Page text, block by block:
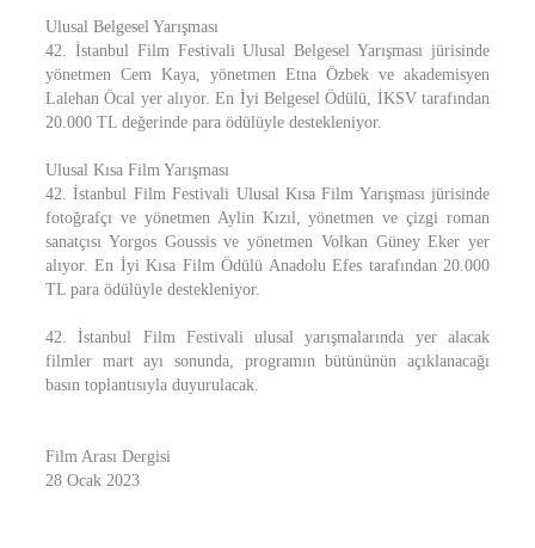
Ulusal Belgesel Yarışması
42. İstanbul Film Festivali Ulusal Belgesel Yarışması jürisinde
yönetmen Cem Kaya, yönetmen Etna Özbek ve akademisyen
Lalehan Öcal yer alıyor. En İyi Belgesel Ödülü, İKSV tarafından
20.000 TL değerinde para ödülüyle destekleniyor.
Ulusal Kısa Film Yarışması
42. İstanbul Film Festivali Ulusal Kısa Film Yarışması jürisinde
fotoğrafçı ve yönetmen Aylin Kızıl, yönetmen ve çizgi roman
sanatçısı Yorgos Goussis ve yönetmen Volkan Güney Eker yer
alıyor. En İyi Kısa Film Ödülü Anadolu Efes tarafından 20.000
TL para ödülüyle destekleniyor.
42. İstanbul Film Festivali ulusal yarışmalarında yer alacak
filmler mart ayı sonunda, programın bütününün açıklanacağı
basın toplantısıyla duyurulacak.
Film Arası Dergisi
28 Ocak 2023